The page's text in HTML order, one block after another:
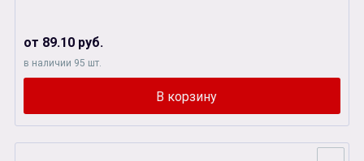
от 89.10 руб.
в наличии 95 шт.